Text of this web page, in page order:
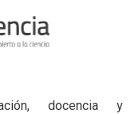
docencia y